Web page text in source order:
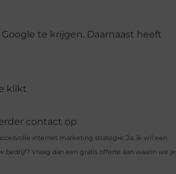
te krijgen. Daarnaast heeft
klikt
contact op
internet marketing strategie. Ja, ik wil een
Vraag dan een gratis offerte aan waarin we je